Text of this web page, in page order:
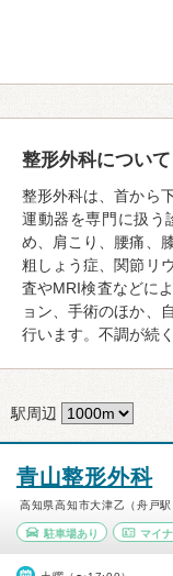
整形外科について
整形外科は、首から
運動器を専門に扱う
め、肩こり、腰痛、
粗しょう症、関節リ
査やMRI検査などに
ョン、手術のほか、
行います。不調が続
駅周辺
青山整形外科
高知県高知市大津乙（舟戸駅
駐車場あり マイ